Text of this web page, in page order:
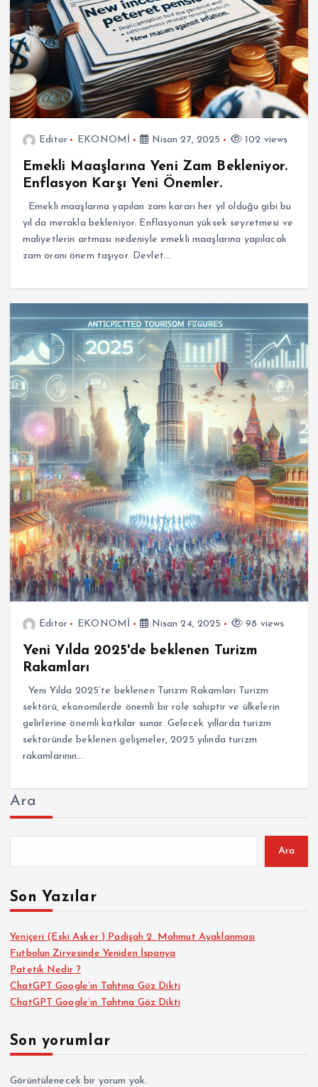
Editor EKONOMİ Nisan 27, 2025 102 views
Emekli Maaşlarına Yeni Zam Bekleniyor.
Enflasyon Karşı Yeni Önemler.
Emekli maaşlarına yapılan zam kararı her yıl olduğu gibi bu
yıl da merakla bekleniyor. Enflasyonun yüksek seyretmesi ve
maliyetlerin artması nedeniyle emekli maaşlarına yapılacak
zam oranı önem taşıyor. Devlet…
Editor EKONOMİ Nisan 24, 2025 98 views
Yeni Yılda 2025'de beklenen Turizm
Rakamları
Yeni Yılda 2025’te beklenen Turizm Rakamları Turizm
sektörü, ekonomilerde önemli bir role sahiptir ve ülkelerin
gelirlerine önemli katkılar sunar. Gelecek yıllarda turizm
sektöründe beklenen gelişmeler, 2025 yılında turizm
rakamlarının…
Ara
Ara
Son Yazılar
Yeniçeri (Eski Asker ) Padişah 2. Mahmut Ayaklanması
Futbolun Zirvesinde Yeniden İspanya
Patetik Nedir ?
ChatGPT Google’ın Tahtına Göz Dikti
ChatGPT Google’ın Tahtına Göz Dikti
Son yorumlar
Görüntülenecek bir yorum yok.